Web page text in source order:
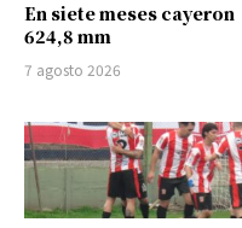
En siete meses cayeron
624,8 mm
7 agosto 2026